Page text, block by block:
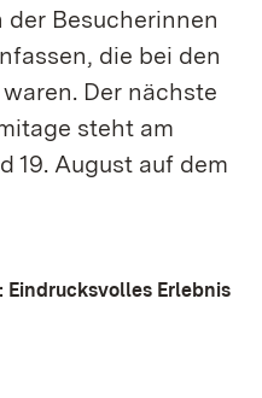
Besucherinnen
die bei den
Der nächste
steht am
19. August auf dem
Eindrucksvolles Erlebnis